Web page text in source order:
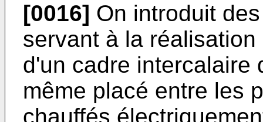
[0016] On introduit
servant à la
d'un cadre intercalaire
même placé entre les
chauffés